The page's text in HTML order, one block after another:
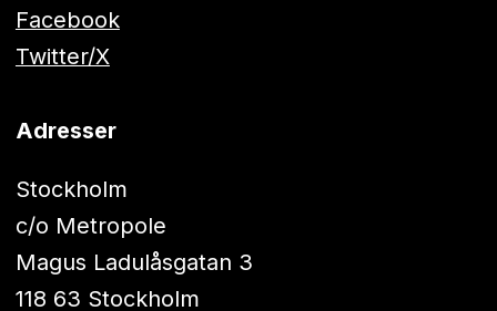
Facebook
Twitter/X
Adresser
Stockholm
c/o Metropole
Magus Ladulåsgatan 3
118 63 Stockholm